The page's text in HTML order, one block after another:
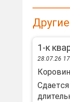
1-к
28.07.26